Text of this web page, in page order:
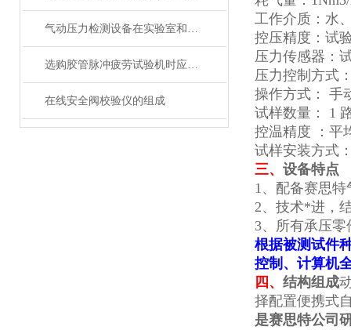
气动压力检测设备在实验室和工业生产中的差异和共性
选购胶管脉冲疲劳试验机时应从哪几方面考虑？
在线安全阀校验仪的组成
工作介质：水
控压精度：试
压力传感器：
压力控制方式
操作方式： 手
试样数量： 1
控温精度 ：
试样安装方式
三、 设备特点
1、配备赛思
2、技术*进，
3、所有承压
根据被测试件
控制、计算机
四、 结构组成
择配置便携式
是赛思特公司